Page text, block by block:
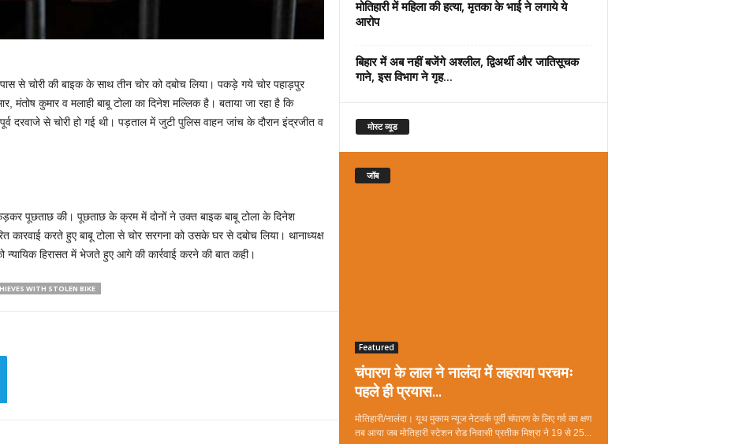
से चोरी की बाइक के साथ तीन चोर को दबोच लिया। पकड़े गये चोर पहाड़पुर
मंतोष कुमार व मलाही बाबू टोला का दिनेश मल्लिक है। बताया जा रहा है कि
दरवाजे से चोरी हो गई थी। पड़ताल में जुटी पुलिस वाहन जांच के दौरान इंद्रजीत व
पूछताछ की। पूछताछ के क्रम में दोनों ने उक्त बाइक बाबू टोला के दिनेश
कारवाई करते हुए बाबू टोला से चोर सरगना को उसके घर से दबोच लिया। थानाध्यक्ष
हिरासत में भेजते हुए आगे की कार्रवाई करने की बात कही।
WITH STOLEN BIKE
मोतिहारी में महिला की हत्या, मृतका के भाई ने लगाये ये
आरोप
बिहार में अब नहीं बजेंगे अश्लील, द्विअर्थी और जातिसूचक
गाने, इस विभाग ने गृह...
मोस्ट व्यूड
जॉब
Featured
चंपारण के लाल ने नालंदा में लहराया परचमः
पहले ही प्रयास...
मोतिहारी/नालंदा। यूथ मुकाम न्यूज नेटवर्क पूर्वी चंपारण के लिए गर्व का क्षण
तब आया जब मोतिहारी स्टेशन रोड निवासी प्रतीक मिश्रा ने 19 से 25...